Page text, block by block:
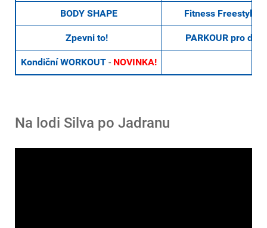
BODY SHAPE Fitness Freestyle/
Zpevni to! PARKOUR pro děti
Kondiční WORKOUT - NOVINKA!
Na lodi Silva po Jadranu